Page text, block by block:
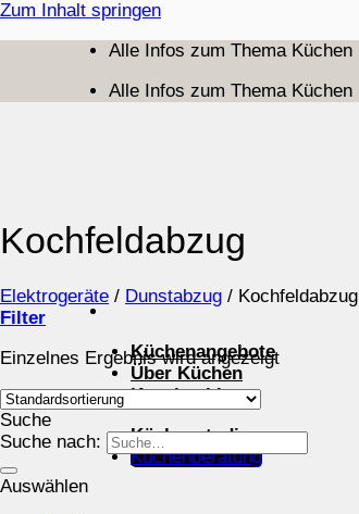
Zum Inhalt springen
Alle Infos zum Thema Küchen
Alle Infos zum Thema Küchen
Küchenangebote
Über Küchen
Kuechenblog
Küchenstudios
Küchenberatung
Kochfeldabzug
Elektrogeräte / Dunstabzug / Kochfeldabzug
Filter
Einzelnes Ergebnis wird angezeigt
Suche
Suche nach:
Auswählen